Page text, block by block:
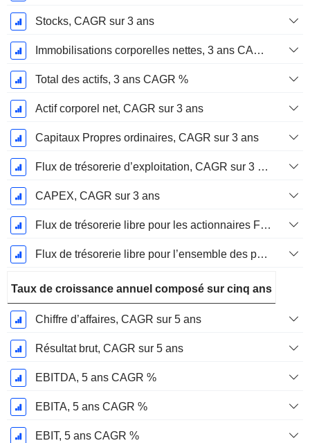
Stocks, CAGR sur 3 ans
Immobilisations corporelles nettes, 3 ans CAGR %
Total des actifs, 3 ans CAGR %
Actif corporel net, CAGR sur 3 ans
Capitaux Propres ordinaires, CAGR sur 3 ans
Flux de trésorerie d’exploitation, CAGR sur 3 ans
CAPEX, CAGR sur 3 ans
Flux de trésorerie libre pour les actionnaires FCFE, CAGR sur 3 ans
Flux de trésorerie libre pour l’ensemble des pourvoyeurs de fonds (créanciers et actionnaires) FCFF, CAGR sur 3 ans
Taux de croissance annuel composé sur cinq ans
Chiffre d’affaires, CAGR sur 5 ans
Résultat brut, CAGR sur 5 ans
EBITDA, 5 ans CAGR %
EBITA, 5 ans CAGR %
EBIT, 5 ans CAGR %